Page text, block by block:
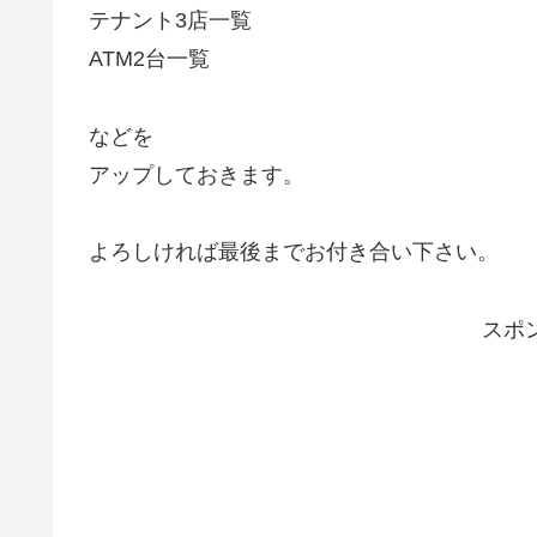
テナント3店一覧
ATM2台一覧
などを
アップしておきます。
よろしければ最後までお付き合い下さい。
スポ